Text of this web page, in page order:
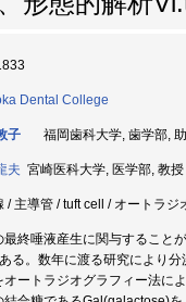
Dental College
子 福岡歯科大学, 歯学部,
夫 宮崎医科大学, 医学部, 教
/ 主導管 / tuft cell / オートラジ
最終唾液産生に関与すること
る。数年に渡る研究により
オートラジオグラフィー法に